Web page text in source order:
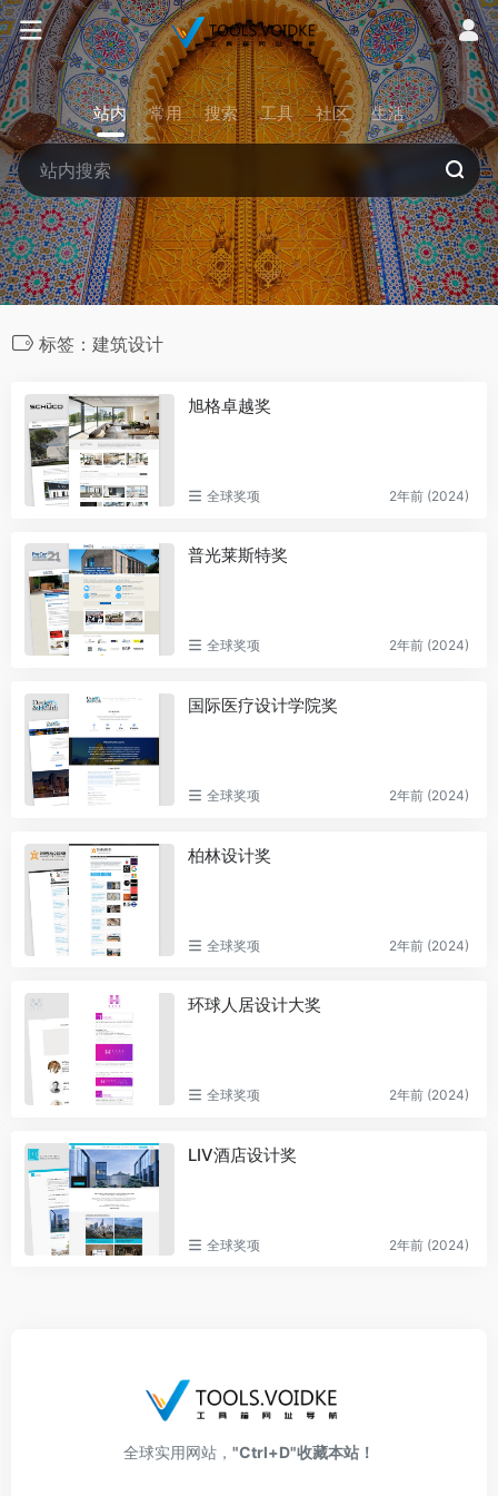
站内 常用 搜索 工具 社区 生活
标签：建筑设计
旭格卓越奖
全球奖项 2年前 (2024)
普光莱斯特奖
全球奖项 2年前 (2024)
国际医疗设计学院奖
全球奖项 2年前 (2024)
柏林设计奖
全球奖项 2年前 (2024)
环球人居设计大奖
全球奖项 2年前 (2024)
LIV酒店设计奖
全球奖项 2年前 (2024)
全球实用网站， "Ctrl+D"收藏本站！